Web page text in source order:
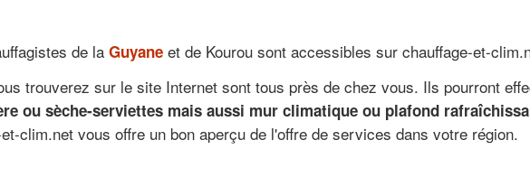
de la Guyane et de Kourou sont accessibles sur chauffage-et-
trouverez sur le site Internet sont tous près de chez vous. Ils pourront
ou sèche-serviettes mais aussi mur climatique ou plafond
clim.net vous offre un bon aperçu de l'offre de services dans votre région.